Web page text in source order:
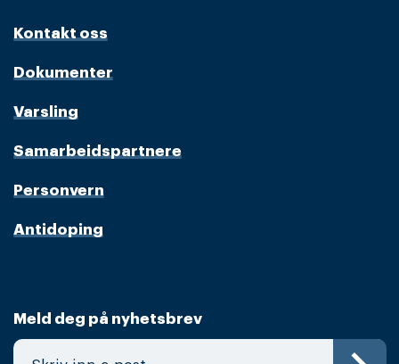
Kontakt oss
Dokumenter
Varsling
Samarbeidspartnere
Personvern
Antidoping
Meld deg på nyhetsbrev